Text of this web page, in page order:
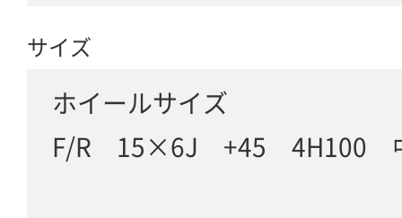
サイズ
ホイールサイズ
F/R 15×6J +45 4H100